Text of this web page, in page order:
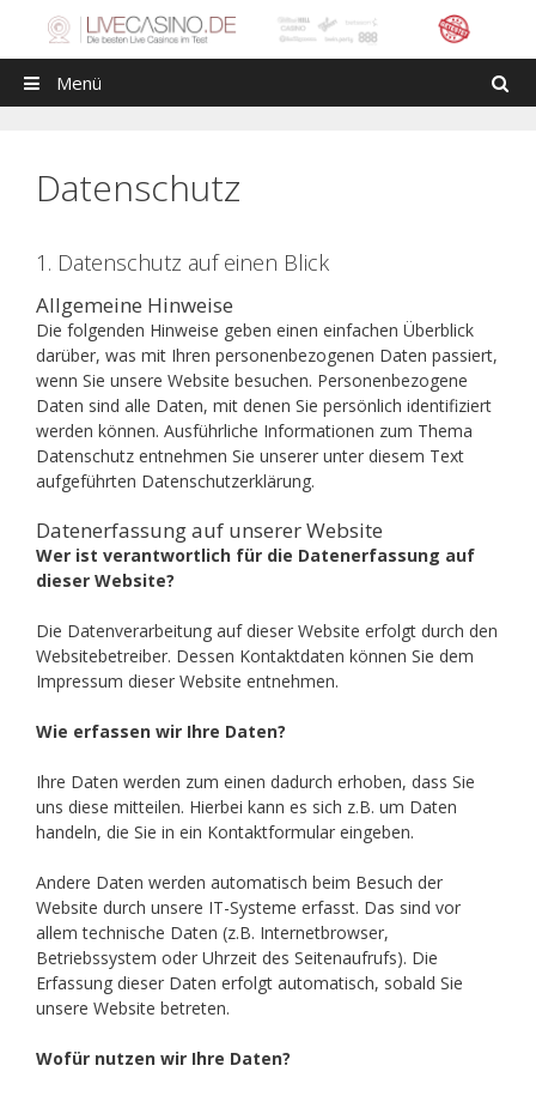
Zum Inhalt springen
Suchen
Menü
Datenschutz
1. Datenschutz auf einen Blick
Allgemeine Hinweise
Die folgenden Hinweise geben einen einfachen Überblick
darüber, was mit Ihren personenbezogenen Daten passiert,
wenn Sie unsere Website besuchen. Personenbezogene
Daten sind alle Daten, mit denen Sie persönlich identifiziert
werden können. Ausführliche Informationen zum Thema
Datenschutz entnehmen Sie unserer unter diesem Text
aufgeführten Datenschutzerklärung.
Datenerfassung auf unserer Website
Wer ist verantwortlich für die Datenerfassung auf
dieser Website?
Die Datenverarbeitung auf dieser Website erfolgt durch den
Websitebetreiber. Dessen Kontaktdaten können Sie dem
Impressum dieser Website entnehmen.
Wie erfassen wir Ihre Daten?
Ihre Daten werden zum einen dadurch erhoben, dass Sie
uns diese mitteilen. Hierbei kann es sich z.B. um Daten
handeln, die Sie in ein Kontaktformular eingeben.
Andere Daten werden automatisch beim Besuch der
Website durch unsere IT-Systeme erfasst. Das sind vor
allem technische Daten (z.B. Internetbrowser,
Betriebssystem oder Uhrzeit des Seitenaufrufs). Die
Erfassung dieser Daten erfolgt automatisch, sobald Sie
unsere Website betreten.
Wofür nutzen wir Ihre Daten?